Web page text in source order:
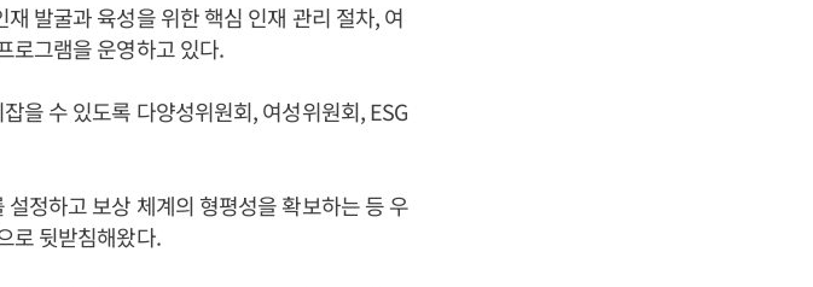
발굴과 육성을 위한 핵심 인재 관리 절차, 여
로그램을 운영하고 있다.
을 수 있도록 다양성위원회, 여성위원회, ESG
정하고 보상 체계의 형평성을 확보하는 등 우
로 뒷받침해왔다.